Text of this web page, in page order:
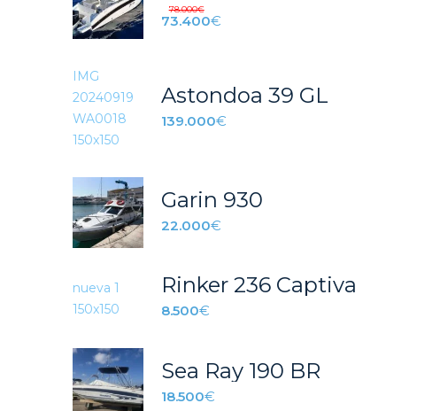
78.000€
73.400€
Astondoa 39 GL
139.000€
Garin 930
22.000€
Rinker 236 Captiva
8.500€
Sea Ray 190 BR
18.500€